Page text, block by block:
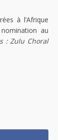
à l’Afrique
au
: Zulu Choral